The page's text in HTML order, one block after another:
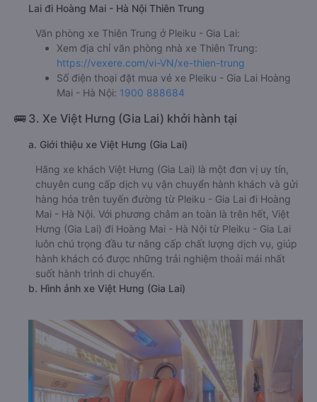
Lai đi Hoàng Mai - Hà Nội Thiên Trung
Văn phòng xe Thiên Trung ở Pleiku - Gia Lai:
Xem địa chỉ văn phòng nhà xe Thiên Trung:
https://vexere.com/vi-VN/xe-thien-trung
Số điện thoại đặt mua vé xe Pleiku - Gia Lai Hoàng
Mai - Hà Nội: 1900 888684
🚌 3. Xe Việt Hưng (Gia Lai) khởi hành tại
a. Giới thiệu xe Việt Hưng (Gia Lai)
Hãng xe khách Việt Hưng (Gia Lai) là một đơn vị uy tín,
chuyên cung cấp dịch vụ vận chuyển hành khách và gửi
hàng hóa trên tuyến đường từ Pleiku - Gia Lai đi Hoàng
Mai - Hà Nội. Với phương châm an toàn là trên hết, Việt
Hưng (Gia Lai) đi Hoàng Mai - Hà Nội từ Pleiku - Gia Lai
luôn chú trọng đầu tư nâng cấp chất lượng dịch vụ, giúp
hành khách có được những trải nghiệm thoải mái nhất
suốt hành trình di chuyển.
b. Hình ảnh xe Việt Hưng (Gia Lai)